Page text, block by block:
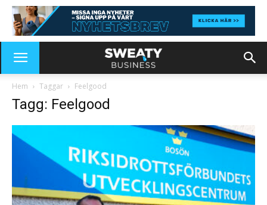
Hem Taggar Feelgood
Tagg: Feelgood